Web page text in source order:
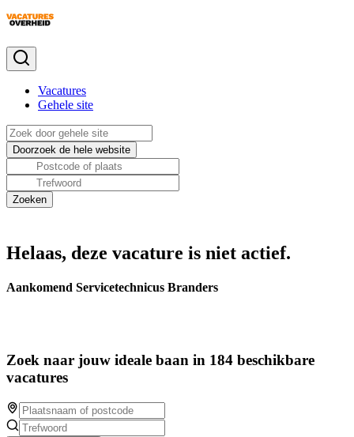
Vacatures
Gehele site
Helaas, deze vacature is niet actief.
Aankomend Servicetechnicus Branders
Zoek naar jouw ideale baan in 184 beschikbare
vacatures